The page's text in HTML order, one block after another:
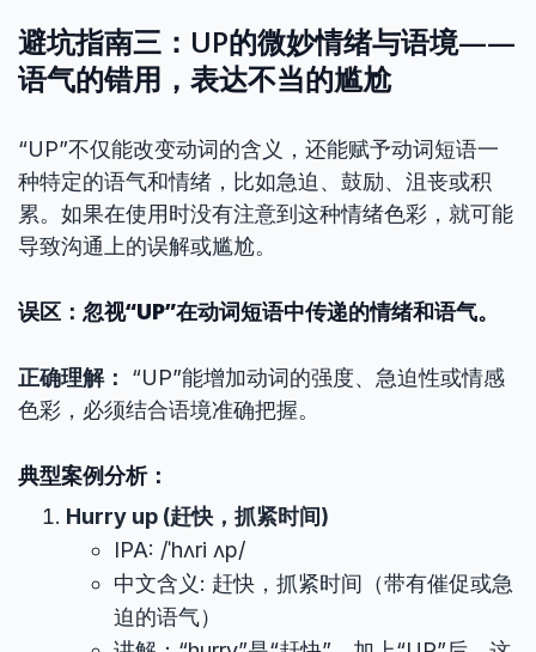
避坑指南三：UP的微妙情绪与语境——
语气的错用，表达不当的尴尬
“UP”不仅能改变动词的含义，还能赋予动词短语一
种特定的语气和情绪，比如急迫、鼓励、沮丧或积
累。如果在使用时没有注意到这种情绪色彩，就可能
导致沟通上的误解或尴尬。
误区：忽视“UP”在动词短语中传递的情绪和语气。
正确理解：
“UP”能增加动词的强度、急迫性或情感
色彩，必须结合语境准确把握。
典型案例分析：
Hurry up (赶快，抓紧时间)
IPA: /ˈhʌri ʌp/
中文含义: 赶快，抓紧时间（带有催促或急
迫的语气）